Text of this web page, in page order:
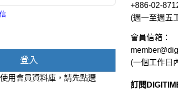
登入
用會員資料庫，請先點選
+886-02-
(週一至週五
會員信箱：
(一個工作日
訂閱